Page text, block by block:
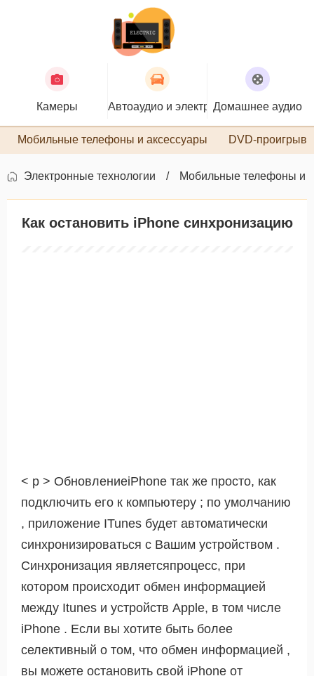
Камеры Автоаудио и электроникаДомашнее аудио
Мобильные телефоны и аксессуары DVD-
Электронные технологии Мобильные телефоны и
Как остановить iPhone синхронизацию
< р > ОбновлениеiPhone так же просто, как
подключить его к компьютеру ; по умолчанию
, приложение ITunes будет автоматически
синхронизироваться с Вашим устройством .
Синхронизация являетсяпроцесс, при
котором происходит обмен информацией
между Itunes и устройств Apple, в том числе
iPhone . Если вы хотите быть более
селективный о том, что обмен информацией ,
вы можете остановить свой ​​iPhone от